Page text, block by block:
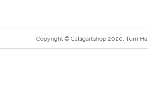
Copyright © Calligartshop 2020. Tüm